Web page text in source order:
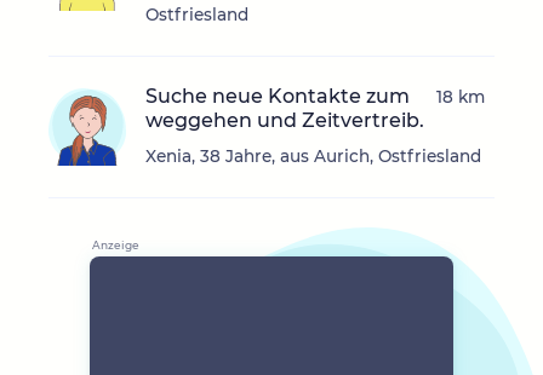
Ostfriesland
Suche neue Kontakte zum
weggehen und Zeitvertreib.
Xenia, 38 Jahre, aus Aurich, Ostfriesland
18 km